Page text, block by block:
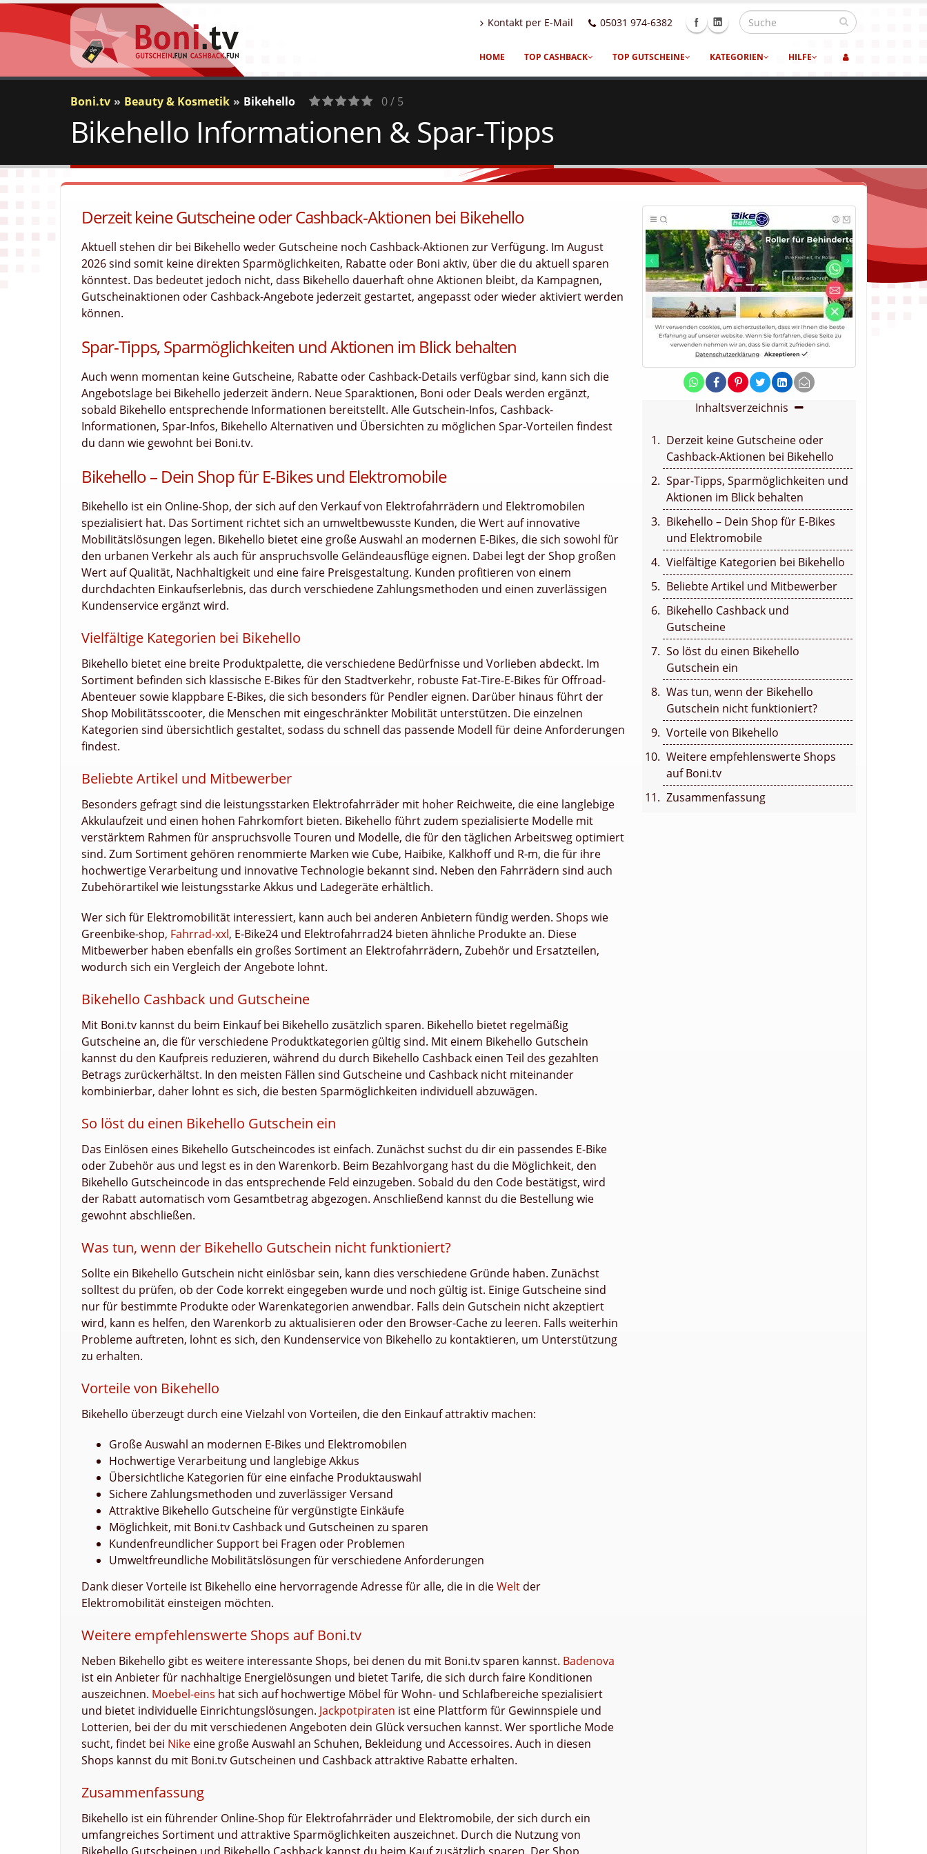
Kontakt per E-Mail 05031 974-6382
HOME TOP CASHBACK TOP GUTSCHEINE KATEGORIEN HILFE
Boni.tv Beauty & Kosmetik Bikehello
0
Votes
0 / 5
Bikehello Informationen & Spar-Tipps
Inhaltsverzeichnis
Derzeit keine Gutscheine oder
Cashback-Aktionen bei Bikehello
Spar-Tipps, Sparmöglichkeiten und
Aktionen im Blick behalten
Bikehello – Dein Shop für E-Bikes
und Elektromobile
Vielfältige Kategorien bei Bikehello
Beliebte Artikel und Mitbewerber
Bikehello Cashback und
Gutscheine
So löst du einen Bikehello
Gutschein ein
Was tun, wenn der Bikehello
Gutschein nicht funktioniert?
Vorteile von Bikehello
Weitere empfehlenswerte Shops
auf Boni.tv
Zusammenfassung
Derzeit keine Gutscheine oder Cashback-Aktionen bei Bikehello
Aktuell stehen dir bei Bikehello weder Gutscheine noch Cashback-Aktionen zur Verfügung. Im August
2026 sind somit keine direkten Sparmöglichkeiten, Rabatte oder Boni aktiv, über die du aktuell sparen
könntest. Das bedeutet jedoch nicht, dass Bikehello dauerhaft ohne Aktionen bleibt, da Kampagnen,
Gutscheinaktionen oder Cashback-Angebote jederzeit gestartet, angepasst oder wieder aktiviert werden
können.
Spar-Tipps, Sparmöglichkeiten und Aktionen im Blick behalten
Auch wenn momentan keine Gutscheine, Rabatte oder Cashback-Details verfügbar sind, kann sich die
Angebotslage bei Bikehello jederzeit ändern. Neue Sparaktionen, Boni oder Deals werden ergänzt,
sobald Bikehello entsprechende Informationen bereitstellt. Alle Gutschein-Infos, Cashback-
Informationen, Spar-Infos, Bikehello Alternativen und Übersichten zu möglichen Spar-Vorteilen findest
du dann wie gewohnt bei Boni.tv.
Bikehello – Dein Shop für E-Bikes und Elektromobile
Bikehello ist ein Online-Shop, der sich auf den Verkauf von Elektrofahrrädern und Elektromobilen
spezialisiert hat. Das Sortiment richtet sich an umweltbewusste Kunden, die Wert auf innovative
Mobilitätslösungen legen. Bikehello bietet eine große Auswahl an modernen E-Bikes, die sich sowohl für
den urbanen Verkehr als auch für anspruchsvolle Geländeausflüge eignen. Dabei legt der Shop großen
Wert auf Qualität, Nachhaltigkeit und eine faire Preisgestaltung. Kunden profitieren von einem
durchdachten Einkaufserlebnis, das durch verschiedene Zahlungsmethoden und einen zuverlässigen
Kundenservice ergänzt wird.
Vielfältige Kategorien bei Bikehello
Bikehello bietet eine breite Produktpalette, die verschiedene Bedürfnisse und Vorlieben abdeckt. Im
Sortiment befinden sich klassische E-Bikes für den Stadtverkehr, robuste Fat-Tire-E-Bikes für Offroad-
Abenteuer sowie klappbare E-Bikes, die sich besonders für Pendler eignen. Darüber hinaus führt der
Shop Mobilitätsscooter, die Menschen mit eingeschränkter Mobilität unterstützen. Die einzelnen
Kategorien sind übersichtlich gestaltet, sodass du schnell das passende Modell für deine Anforderungen
findest.
Beliebte Artikel und Mitbewerber
Besonders gefragt sind die leistungsstarken Elektrofahrräder mit hoher Reichweite, die eine langlebige
Akkulaufzeit und einen hohen Fahrkomfort bieten. Bikehello führt zudem spezialisierte Modelle mit
verstärktem Rahmen für anspruchsvolle Touren und Modelle, die für den täglichen Arbeitsweg optimiert
sind. Zum Sortiment gehören renommierte Marken wie Cube, Haibike, Kalkhoff und R-m, die für ihre
hochwertige Verarbeitung und innovative Technologie bekannt sind. Neben den Fahrrädern sind auch
Zubehörartikel wie leistungsstarke Akkus und Ladegeräte erhältlich.
Wer sich für Elektromobilität interessiert, kann auch bei anderen Anbietern fündig werden. Shops wie
Greenbike-shop, Fahrrad-xxl, E-Bike24 und Elektrofahrrad24 bieten ähnliche Produkte an. Diese
Mitbewerber haben ebenfalls ein großes Sortiment an Elektrofahrrädern, Zubehör und Ersatzteilen,
wodurch sich ein Vergleich der Angebote lohnt.
Bikehello Cashback und Gutscheine
Mit Boni.tv kannst du beim Einkauf bei Bikehello zusätzlich sparen. Bikehello bietet regelmäßig
Gutscheine an, die für verschiedene Produktkategorien gültig sind. Mit einem Bikehello Gutschein
kannst du den Kaufpreis reduzieren, während du durch Bikehello Cashback einen Teil des gezahlten
Betrags zurückerhältst. In den meisten Fällen sind Gutscheine und Cashback nicht miteinander
kombinierbar, daher lohnt es sich, die besten Sparmöglichkeiten individuell abzuwägen.
So löst du einen Bikehello Gutschein ein
Das Einlösen eines Bikehello Gutscheincodes ist einfach. Zunächst suchst du dir ein passendes E-Bike
oder Zubehör aus und legst es in den Warenkorb. Beim Bezahlvorgang hast du die Möglichkeit, den
Bikehello Gutscheincode in das entsprechende Feld einzugeben. Sobald du den Code bestätigst, wird
der Rabatt automatisch vom Gesamtbetrag abgezogen. Anschließend kannst du die Bestellung wie
gewohnt abschließen.
Was tun, wenn der Bikehello Gutschein nicht funktioniert?
Sollte ein Bikehello Gutschein nicht einlösbar sein, kann dies verschiedene Gründe haben. Zunächst
solltest du prüfen, ob der Code korrekt eingegeben wurde und noch gültig ist. Einige Gutscheine sind
nur für bestimmte Produkte oder Warenkategorien anwendbar. Falls dein Gutschein nicht akzeptiert
wird, kann es helfen, den Warenkorb zu aktualisieren oder den Browser-Cache zu leeren. Falls weiterhin
Probleme auftreten, lohnt es sich, den Kundenservice von Bikehello zu kontaktieren, um Unterstützung
zu erhalten.
Vorteile von Bikehello
Bikehello überzeugt durch eine Vielzahl von Vorteilen, die den Einkauf attraktiv machen:
Große Auswahl an modernen E-Bikes und Elektromobilen
Hochwertige Verarbeitung und langlebige Akkus
Übersichtliche Kategorien für eine einfache Produktauswahl
Sichere Zahlungsmethoden und zuverlässiger Versand
Attraktive Bikehello Gutscheine für vergünstigte Einkäufe
Möglichkeit, mit Boni.tv Cashback und Gutscheinen zu sparen
Kundenfreundlicher Support bei Fragen oder Problemen
Umweltfreundliche Mobilitätslösungen für verschiedene Anforderungen
Dank dieser Vorteile ist Bikehello eine hervorragende Adresse für alle, die in dieWelt der
Elektromobilität einsteigen möchten.
Weitere empfehlenswerte Shops auf Boni.tv
Neben Bikehello gibt es weitere interessante Shops, bei denen du mit Boni.tv sparen kannst. Badenova
ist ein Anbieter für nachhaltige Energielösungen und bietet Tarife, die sich durch faire Konditionen
auszeichnen. Moebel-eins hat sich auf hochwertige Möbel für Wohn- und Schlafbereiche spezialisiert
und bietet individuelle Einrichtungslösungen. Jackpotpiraten ist eine Plattform für Gewinnspiele und
Lotterien, bei der du mit verschiedenen Angeboten dein Glück versuchen kannst. Wer sportliche Mode
sucht, findet bei Nike eine große Auswahl an Schuhen, Bekleidung und Accessoires. Auch in diesen
Shops kannst du mit Boni.tv Gutscheinen und Cashback attraktive Rabatte erhalten.
Zusammenfassung
Bikehello ist ein führender Online-Shop für Elektrofahrräder und Elektromobile, der sich durch ein
umfangreiches Sortiment und attraktive Sparmöglichkeiten auszeichnet. Durch die Nutzung von